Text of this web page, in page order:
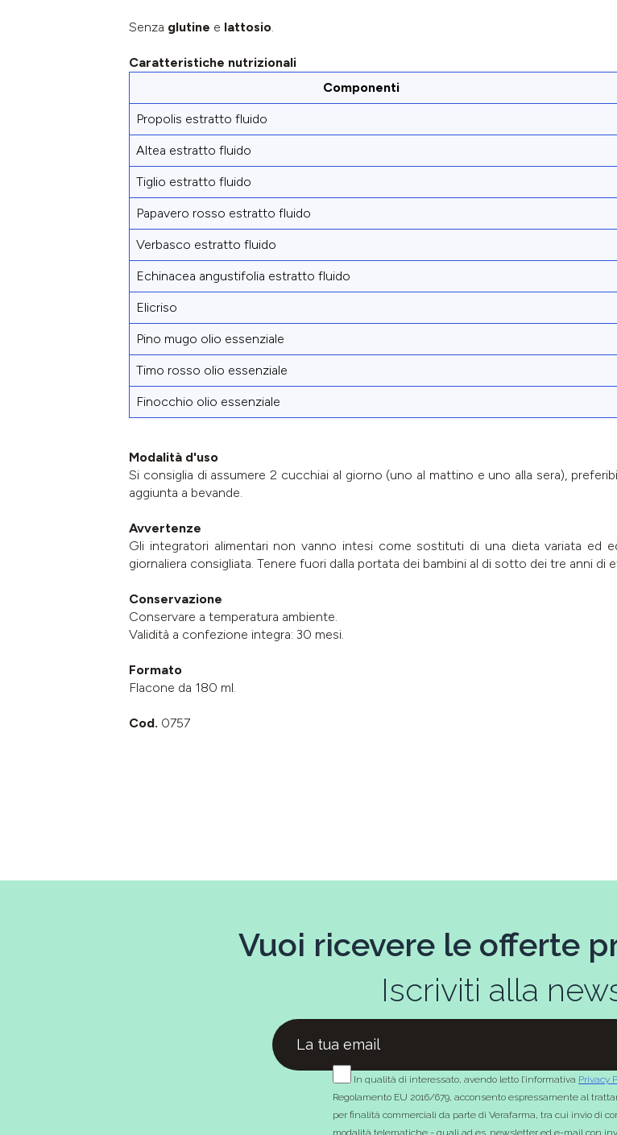
Senza glutine e lattosio.
Caratteristiche nutrizionali
Componenti
Propolis estratto fluido
Altea estratto fluido
Tiglio estratto fluido
Papavero rosso estratto fluido
Verbasco estratto fluido
Echinacea angustifolia estratto fluido
Elicriso
Pino mugo olio essenziale
Timo rosso olio essenziale
Finocchio olio essenziale
Modalità d'uso
Si consiglia di assumere 2 cucchiai al giorno (uno al mattino e uno alla sera),
aggiunta a bevande.
Avvertenze
Gli integratori alimentari non vanno intesi come sostituti di una dieta variata ed
giornaliera consigliata. Tenere fuori dalla portata dei bambini al di sotto dei tre anni
Conservazione
Conservare a temperatura ambiente.
Validità a confezione integra: 30 mesi.
Formato
Flacone da 180 ml.
Cod. 0757
Vuoi ricevere le offerte
Iscriviti alla
In qualità di interessato, avendo letto l’informativa Privacy
Regolamento EU 2016/679, acconsento espressamente al
per finalità commerciali da parte di Verafarma, tra cui invio di
modalità telematiche - quali ad es. newsletter ed e-mail con